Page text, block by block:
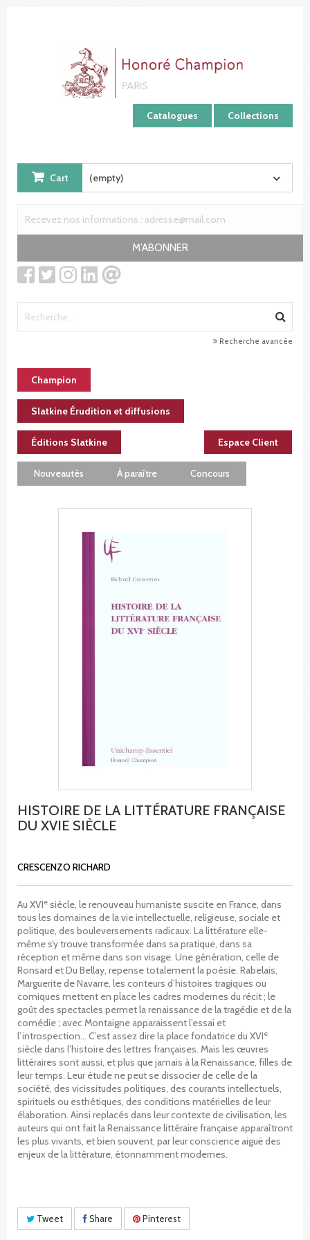
Catalogues Collections
Cart (empty)
M'ABONNER
Recherche avancée
Champion
Slatkine Érudition et diffusions
Éditions Slatkine Espace Client
Nouveautés À paraître Concours
HISTOIRE DE LA LITTÉRATURE FRANÇAISE
DU XVIE SIÈCLE
CRESCENZO RICHARD
Au XVIe siècle, le renouveau humaniste suscite en France, dans
tous les domaines de la vie intellectuelle, religieuse, sociale et
politique, des bouleversements radicaux. La littérature elle-
même s’y trouve transformée dans sa pratique, dans sa
réception et même dans son visage. Une génération, celle de
Ronsard et Du Bellay, repense totalement la poésie. Rabelais,
Marguerite de Navarre, les conteurs d’histoires tragiques ou
comiques mettent en place les cadres modernes du récit ; le
goût des spectacles permet la renaissance de la tragédie et de la
comédie ; avec Montaigne apparaissent l’essai et
l’introspection… C’est assez dire la place fondatrice du XVIe
siècle dans l’histoire des lettres françaises. Mais les œuvres
littéraires sont aussi, et plus que jamais à la Renaissance, filles de
leur temps. Leur étude ne peut se dissocier de celle de la
société, des vicissitudes politiques, des courants intellectuels,
spirituels ou esthétiques, des conditions matérielles de leur
élaboration. Ainsi replacés dans leur contexte de civilisation, les
auteurs qui ont fait la Renaissance littéraire française apparaîtront
les plus vivants, et bien souvent, par leur conscience aiguë des
enjeux de la littérature, étonnamment modernes.
Tweet Share Pinterest